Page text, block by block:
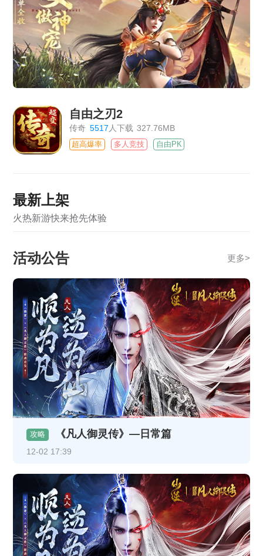
自由之刃2
传奇 5517人下载 327.76MB
超高爆率 多人竞技 自由PK
最新上架
火热新游快来抢先体验
活动公告 更多>
攻略 《凡人御灵传》—日常篇
12-02 17:39